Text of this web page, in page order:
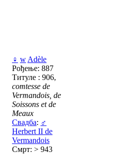
♀ w Adèle
Рођење: 887
Титуле : 906,
comtesse de
Vermandois, de
Soissons et de
Meaux
Свадба: ♂
Herbert II de
Vermandois
Смрт: > 943